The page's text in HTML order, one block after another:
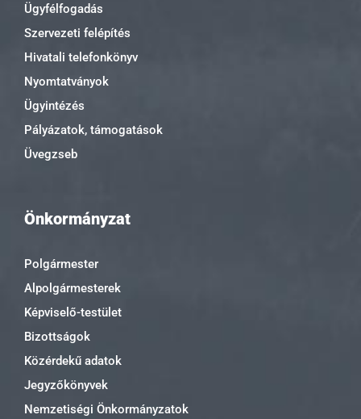
Ügyfélfogadás
Szervezeti felépítés
Hivatali telefonkönyv
Nyomtatványok
Ügyintézés
Pályázatok, támogatások
Üvegzseb
Önkormányzat
Polgármester
Alpolgármesterek
Képviselő-testület
Bizottságok
Közérdekű adatok
Jegyzőkönyvek
Nemzetiségi Önkormányzatok